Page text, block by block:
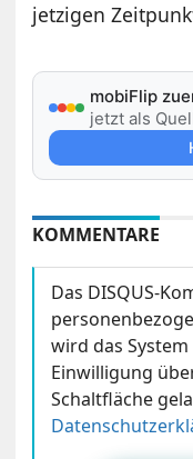
jetzigen
mobiFlip
jetzt als
KOMMENTARE
Das DISQUS-
wird das
Einwilligung
Schaltfläche